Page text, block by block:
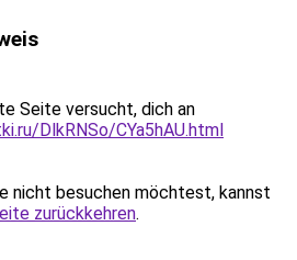
Seite versucht, dich an
DlkRNSo/CYa5hAU.html
nicht besuchen möchtest, kannst
zurückkehren.